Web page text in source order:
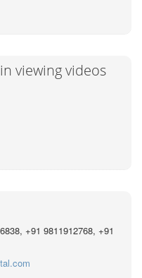
viewing videos
+91 9811912768, +91